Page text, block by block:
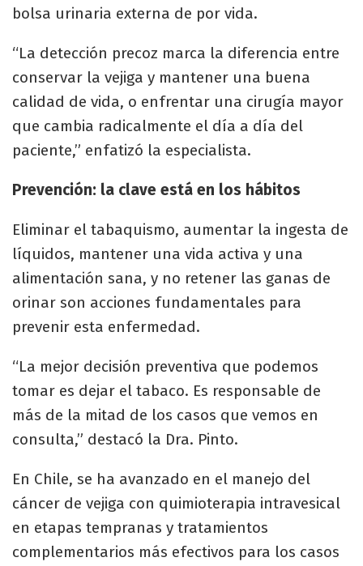
bolsa urinaria externa de por vida.
“La detección precoz marca la diferencia entre
conservar la vejiga y mantener una buena
calidad de vida, o enfrentar una cirugía mayor
que cambia radicalmente el día a día del
paciente,” enfatizó la especialista.
Prevención: la clave está en los hábitos
Eliminar el tabaquismo, aumentar la ingesta de
líquidos, mantener una vida activa y una
alimentación sana, y no retener las ganas de
orinar son acciones fundamentales para
prevenir esta enfermedad.
“La mejor decisión preventiva que podemos
tomar es dejar el tabaco. Es responsable de
más de la mitad de los casos que vemos en
consulta,” destacó la Dra. Pinto.
En Chile, se ha avanzado en el manejo del
cáncer de vejiga con quimioterapia intravesical
en etapas tempranas y tratamientos
complementarios más efectivos para los casos